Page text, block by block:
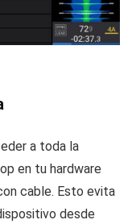
a toda la
en tu hardware
cable. Esto evita
desde